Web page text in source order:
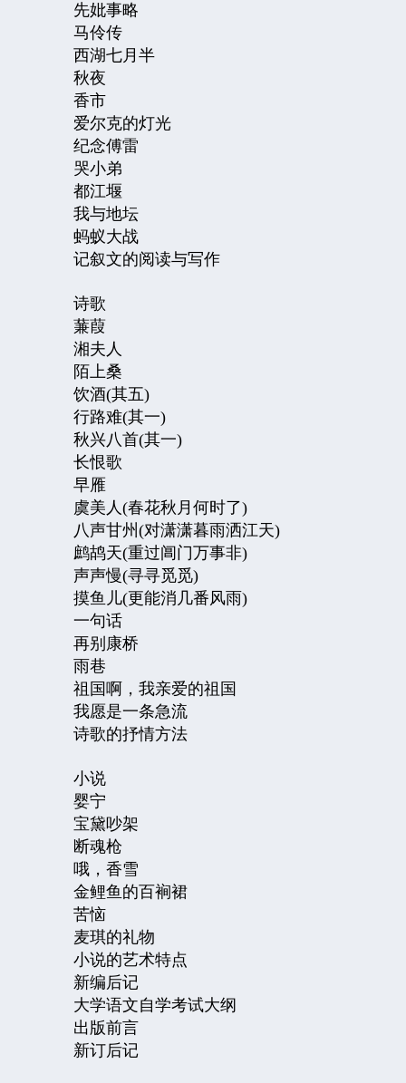
先妣事略
马伶传
西湖七月半
秋夜
香市
爱尔克的灯光
纪念傅雷
哭小弟
都江堰
我与地坛
蚂蚁大战
记叙文的阅读与写作
诗歌
蒹葭
湘夫人
陌上桑
饮酒(其五)
行路难(其一)
秋兴八首(其一)
长恨歌
早雁
虞美人(春花秋月何时了)
八声甘州 (对潇潇暮雨洒江天)
鹧鸪天(重过阊门万事非)
声声慢(寻寻觅觅)
摸鱼儿(更能消几番风雨)
一句话
再别康桥
雨巷
祖国啊，我亲爱的祖国
我愿是一条急流
诗歌的抒情方法
小说
婴宁
宝黛吵架
断魂枪
哦，香雪
金鲤鱼的百裥裙
苦恼
麦琪的礼物
小说的艺术特点
新编后记
大学语文自学考试大纲
出版前言
新订后记